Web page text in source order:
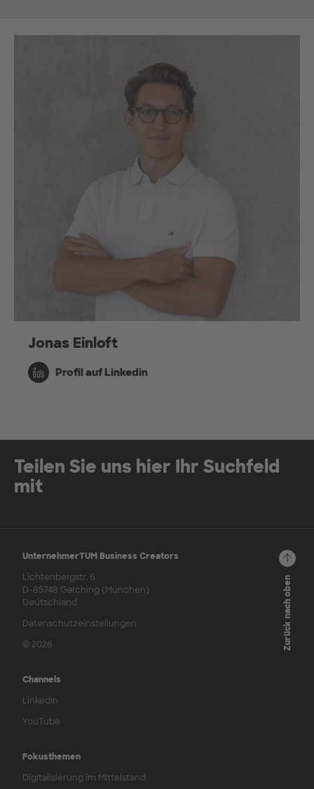
Jonas Einloft
Profil auf Linkedin
Teilen Sie uns hier Ihr Suchfeld
mit
UnternehmerTUM Business Creators
Lichtenbergstr. 6
D-85748 Garching (München)
Deutschland
Datenschutzeinstellungen
© 2026
Channels
LinkedIn
YouTube
Fokusthemen
Digitalisierung im Mittelstand
Zurück nach oben